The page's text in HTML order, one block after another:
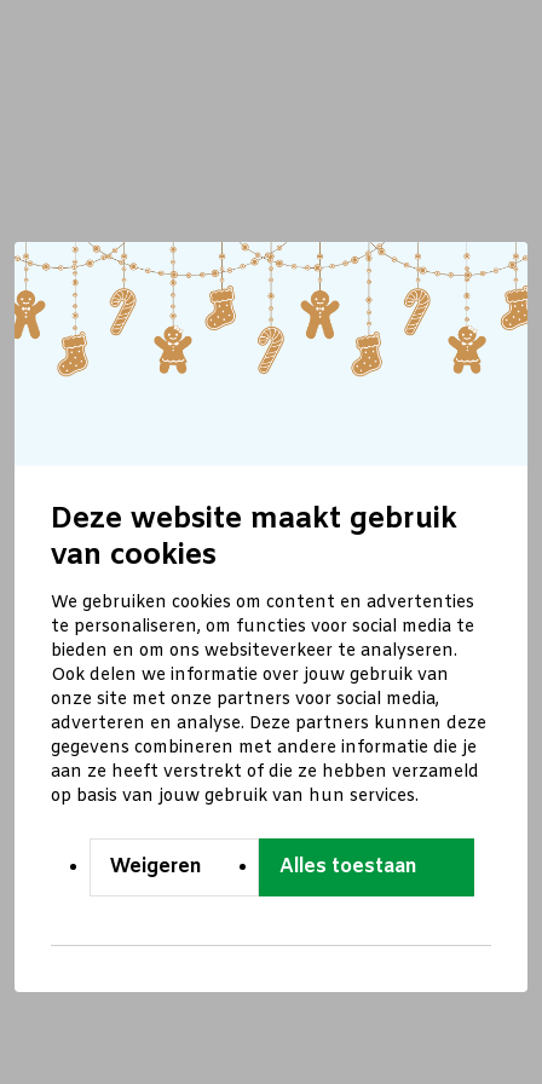
Deze website maakt gebruik
van cookies
We gebruiken cookies om content en advertenties
te personaliseren, om functies voor social media te
bieden en om ons websiteverkeer te analyseren.
Ook delen we informatie over jouw gebruik van
onze site met onze partners voor social media,
adverteren en analyse. Deze partners kunnen deze
gegevens combineren met andere informatie die je
aan ze heeft verstrekt of die ze hebben verzameld
op basis van jouw gebruik van hun services.
Weigeren Alles toestaan